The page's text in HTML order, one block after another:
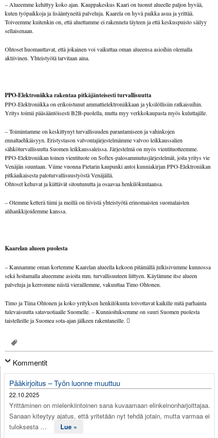
– Alueemme kehittyy koko ajan. Kauppakeskus Kaari on tuonut alueelle paljon hyvää,
kuten työpaikkoja ja lisääntyneitä palveluja. Kaarela on hyvä paikka asua ja yrittää.
Toiveemme kuitenkin on, että aluettamme ei rakenneta täyteen ja että keskuspuisto säilyy
sellaisenaan.
Ohtoset huomauttavat, että jokainen voi vaikuttaa oman alueensa asioihin olemalla
aktiivinen. Yhteistyötä tarvitaan aina.
PPO-Elektroniikka rakentaa pitkäjänteisesti turvallisuutta
PPO-Elektroniikka on erikoistunut ammattielektroniikkaan ja yksilöllisiin ratkaisuihin.
Yritys toimii pääsääntöisesti B2B-puolella, mutta myy verkkokaupasta myös kuluttajille.
– Toimintamme on keskittynyt turvallisuuden parantamiseen ja vahinkojen
ennaltaehkäisyyn. Eristystason valvontajärjestelmämme valvoo leikkaussalien
sähköturvallisuutta Suomen leikkaussaleissa. Järjestelmä on myös vientituotteemme.
PPO-Elektroniikan toinen vientituote on Softex-palosammutusjärjestelmät, joita yritys vie
Venäjän suuntaan. Viime vuonna Pietarin kaupunki antoi kunniakirjan PPO-Elektroniikan
pitkäaikaisesta paloturvallisuustyöstä Venäjällä.
Ohtoset kehuvat ja kiittävät sitoutunutta ja osaavaa henkilökuntaansa.
– Olemme ketterä tiimi ja meillä on tiivistä yhteistyötä erinomaisten suomalaisten
alihankkijoidemme kanssa.
Kaarelan alueen puolesta
– Kannamme oman kortemme Kaarelan alueella kekoon pitämällä julkisivumme kunnossa
sekä hoitamalla alueemme asioita mm. turvallisuuteen liittyen. Käytämme itse alueen
palveluja ja kerromme niistä vieraillemme, vakuuttaa Timo Ohtonen.
Timo ja Tiina Ohtonen ja koko yrityksen henkilökunta toivottavat kaikille mitä parhainta
tulevaisuutta satavuotiaalle Suomelle. – Kunnioituksemme on suuri Suomen puolesta
taistelleille ja Suomea sota-ajan jälkeen rakentaneille. 
Kommentit
Pääkirjoitus – Työn luonne muuttuu
22.10.2025
Yrittäminen on mielenkiintoinen sana kuvaamaan elinkeinonharjoittajaa.
Sanaan kiteytyy ajatus, että yritetään nyt tehdä jotain, mutta varmaa ei
tuloksesta …
Lue »